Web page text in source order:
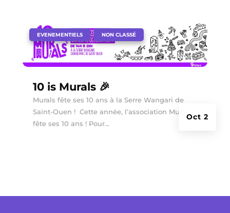
10 is Murals 🎉
Oct 2
EVENEMENTIELS NON CLASSÉ
Murals fête ses 10 ans à la Serre Wangari de
Saint-Ouen ! Cette année, l’association Murals
fête ses 10 ans ! Pour...